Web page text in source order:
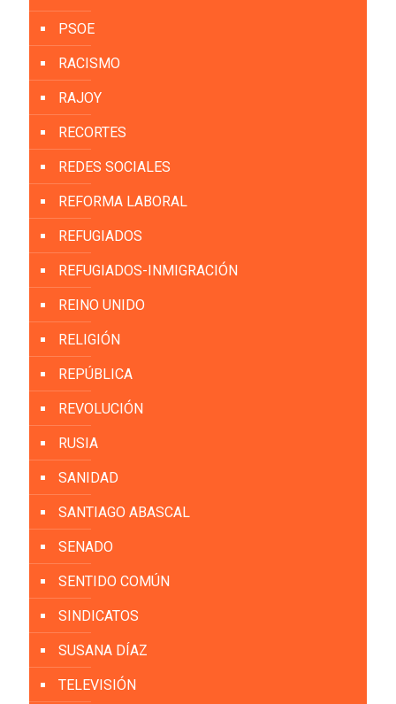
PSOE
RACISMO
RAJOY
RECORTES
REDES SOCIALES
REFORMA LABORAL
REFUGIADOS
REFUGIADOS-INMIGRACIÓN
REINO UNIDO
RELIGIÓN
REPÚBLICA
REVOLUCIÓN
RUSIA
SANIDAD
SANTIAGO ABASCAL
SENADO
SENTIDO COMÚN
SINDICATOS
SUSANA DÍAZ
TELEVISIÓN